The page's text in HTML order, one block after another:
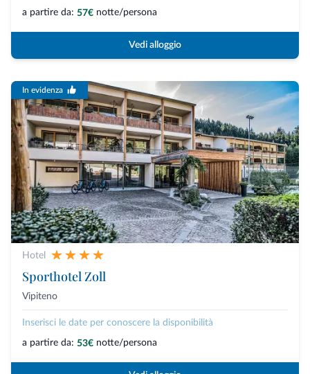
a partire da: 57€ notte/persona
Vedi alloggio
In evidenza
Hotel
Sporthotel Zoll
Vipiteno
Inserisci le date per conoscere la disponibilità
a partire da: 53€ notte/persona